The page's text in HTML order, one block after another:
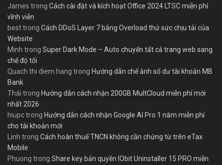
James trong Cách cài đặt và kích hoạt Office 2024 LTSC miễn phí
vĩnh viễn
besttrong Cách DDoS Layer 7 bằng Overload thử sức chịu tải của
Website
Minh trong Super Dark Mode – Auto chuyển tất cả trang web sang
chế độ tối
Quach thi diem hang trong Hướng dẫn chế ảnh số dư tài khoản MB
Bank
Thái trong Hướng dẫn cách nhận 200GB MultCloud miễn phí mới
nhất 2026
hiupctrong Hướng dẫn cách nhận Google AI Pro 1 năm miễn phí
cho tài khoản mới
Linh trong Cách hoàn thuế TNCN không cần chứng từ trên eTax
Mobile
Phuong trong Share key bản quyền IObit Uninstaller 15 PRO miễn